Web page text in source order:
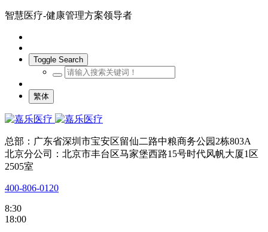
智慧医疗-健康管理方案领导者
Toggle Search
繁体
总部：广东省深圳市宝安区留仙二路中粮商务公园2栋803A
北京分公司：北京市丰台区马家堡西路15号时代风帆大厦1区
2505室
400-806-0120
8:30
18:00